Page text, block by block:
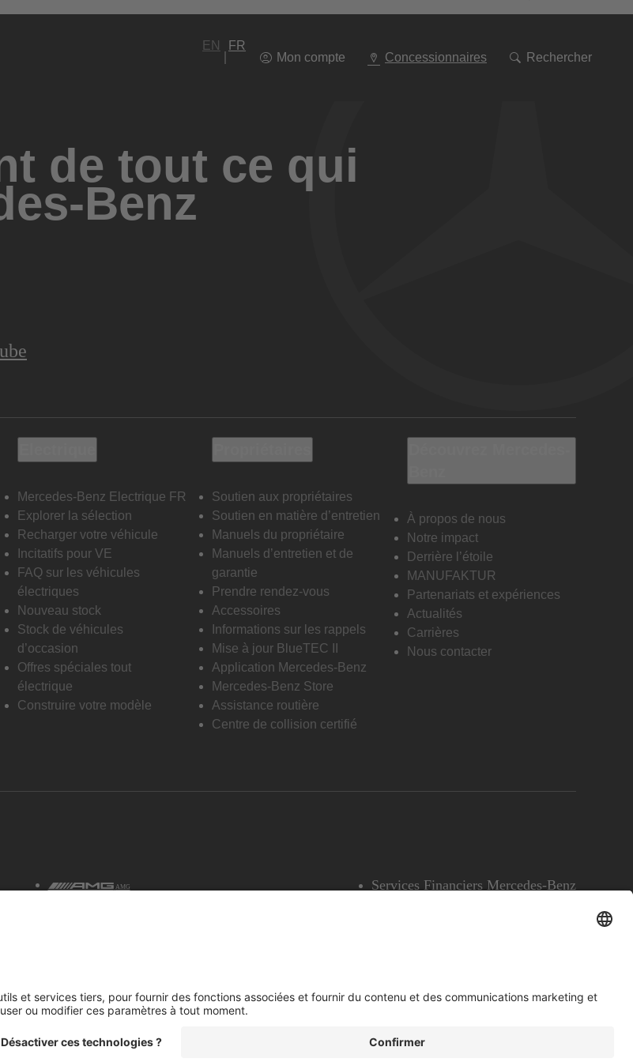
EN
FR
Mon compte
Concessionnaires Rechercher
à
de tout ce qui
Benz
Mercedes-Benz Electrique FR
Explorer la sélection
Recharger votre véhicule
Incitatifs pour VE
FAQ sur les véhicules
électriques
Nouveau stock
Stock de véhicules
d’occasion
Offres spéciales tout
électrique
Construire votre modèle
Soutien aux propriétaires
Soutien en matière d’entretien
Manuels du propriétaire
Manuels d’entretien et de
garantie
Prendre rendez-vous
Accessoires
Informations sur les rappels
Mise à jour BlueTEC II
Application Mercedes-Benz
Mercedes-Benz Store
Assistance routière
Centre de collision certifié
À propos de nous
Notre impact
Derrière l’étoile
MANUFAKTUR
Partenariats et expériences
Actualités
Carrières
Nous contacter
AMG Services Financiers Mercedes-Benz